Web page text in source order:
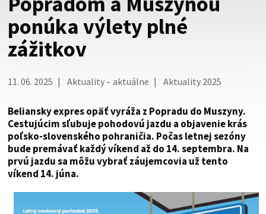
Buďte pozorní a vždy sa uistite, že zdieľate informácie iba
cez zabezpečenú webovú stránku. Zabezpečená stránka
vždy začína https:// pred názvom domény webového sídla.
ponúka výlety plné
zážitkov
11. 06. 2025 Aktuality – aktuálne Aktuality 2025
Beliansky expres opäť vyráža z Popradu do Muszyny.
Cestujúcim sľubuje pohodovú jazdu a objavenie krás
poľsko-slovenského pohraničia. Počas letnej sezóny
bude premávať každý víkend až do 14. septembra. Na
prvú jazdu sa môžu vybrať záujemcovia už tento
víkend 14. júna.